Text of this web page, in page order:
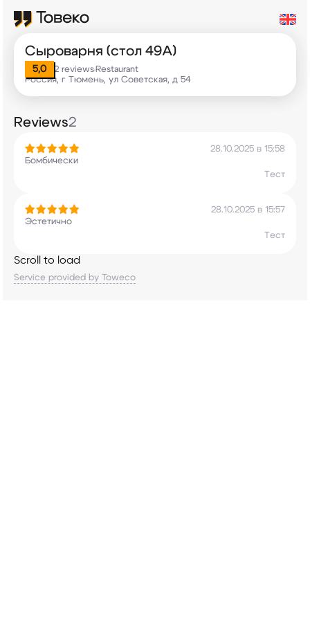
Сыроварня (стол 49A)
5,0 2 reviews•Restaurant
Россия, г Тюмень, ул Советская, д 54
Reviews2
28.10.2025 в 15:58
Бомбически
Тест
28.10.2025 в 15:57
Эстетично
Тест
Scroll to load
Service provided by Toweco